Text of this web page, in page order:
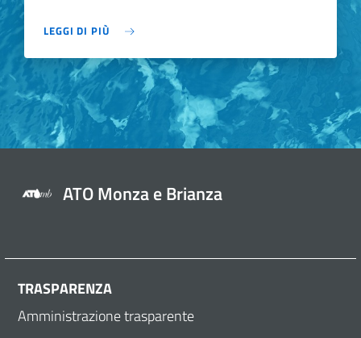
LEGGI DI PIÙ
ATO Monza e Brianza
TRASPARENZA
Amministrazione trasparente